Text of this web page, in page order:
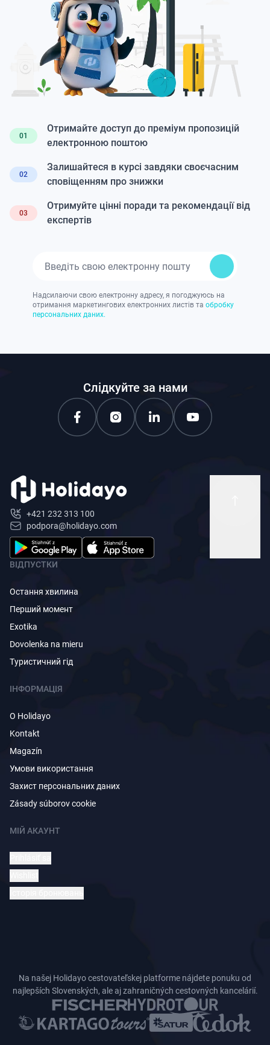
01
Отримайте доступ до преміум пропозицій
електронною поштою
02
Залишайтеся в курсі завдяки своєчасним
сповіщенням про знижки
03
Отримуйте цінні поради та рекомендації від
експертів
Надсилаючи свою електронну адресу, я погоджуюсь на
отримання маркетингових електронних листів та обробку
персональних даних.
Слідкуйте за нами
+421 232 313 100
podpora@holidayo.com
ВІДПУСТКИ
Остання хвилина
Перший момент
Exotika
Dovolenka na mieru
Туристичний гід
ІНФОРМАЦІЯ
O Holidayo
Kontakt
Magazín
Умови використання
Захист персональних даних
Zásady súborov cookie
МІЙ АКАУНТ
Na našej Holidayo cestovateľskej platforme nájdete ponuku od
najlepších Slovenských, ale aj zahraničných cestovných kancelárií.